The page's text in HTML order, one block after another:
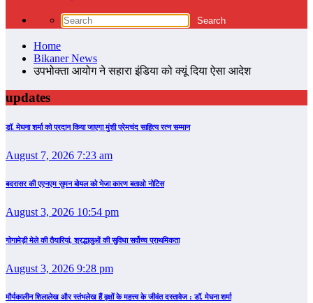
Home
Bikaner News
उपभोक्ता आयोग ने सहारा इंडिया को क्यूं दिया ऐसा आदेश
updates
डॉ. मेघना शर्मा को प्रदान किया जाएगा मुंशी प्रेमचंद साहित्य रत्न सम्‍मान
August 7, 2026 7:23 am
बदरासर की एएनएम सुमन बोयल को भेजा कारण बताओ नोटिस
August 3, 2026 10:54 pm
गोगामेड़ी मेले की तैयारियां, श्रद्धालुओं की सुविधा सर्वोच्च प्राथमिकता
August 3, 2026 9:28 pm
मौर्यकालीन शिलालेख और स्तंभलेख हैं वृक्षों के महत्त्व के जीवंत दस्तावेज : डॉ. मेघना शर्मा